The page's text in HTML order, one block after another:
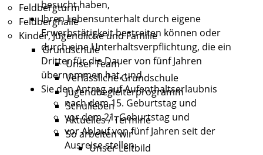
Feldbergturm
Feldberghalle
Kinder, Jugendliche und Familie
Grundschule
Unser Team
Verlässliche Grundschule
Jugendbegleiterprogramm
Schulleben
Aktuelles / Termine
So arbeiten wir
Unser Leitbild
besucht haben,
Ihren Lebensunterhalt durch eigene
Erwerbstätigkeit bestreiten können oder
durch eine Unterhaltsverpflichtung, die ein
Dritter für die Dauer von fünf Jahren
übernommen hat, und
Sie den Antrag auf Aufenthaltserlaubnis
nach dem 15. Geburtstag und
vor dem 21. Geburtstag und
vor Ablauf von fünf Jahren seit der
Ausreise stellen.